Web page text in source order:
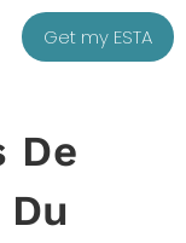
Get my ESTA
De